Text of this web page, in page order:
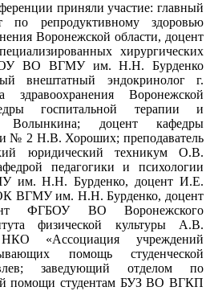
приняли участие: главный
по репродуктивному здоровью
Воронежской области, доцент
хирургических
ВО ВГМУ им. Н.Н. Бурденко
внештатный эндокринолог г.
здравоохранения Воронежской
госпитальной терапии и
Волынкина; доцент кафедры
№ 2 Н.В. Хороших; преподаватель
юридический техникум О.В.
педагогики и психологии
Н.Н. Бурденко, доцент И.Е.
ВГМУ им. Н.Н. Бурденко, доцент
ФГБОУ ВО Воронежского
физической культуры А.В.
«Ассоциация учреждений
помощь студенческой
заведующий отделом по
помощи студентам БУЗ ВО ВГКП